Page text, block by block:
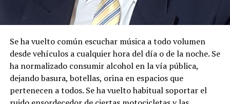
(CDA), en cumplimiento con el artículo 23 de la Ley
Orgánica de Recursos Hídricos, Usos y Aprovechamiento
Reglamento General de Aplicación a la Ley. Por lo
expuesto, se dispone el cumplimiento de las siguientes
diligencias.
2.-Notifíquese a los señores:
Se ha vuelto común escuchar música a todo volumen
desde vehículos a cualquier hora del día o de la noche. Se
ha normalizado consumir alcohol en la vía pública,
dejando basura, botellas, orina en espacios que
pertenecen a todos. Se ha vuelto habitual soportar el